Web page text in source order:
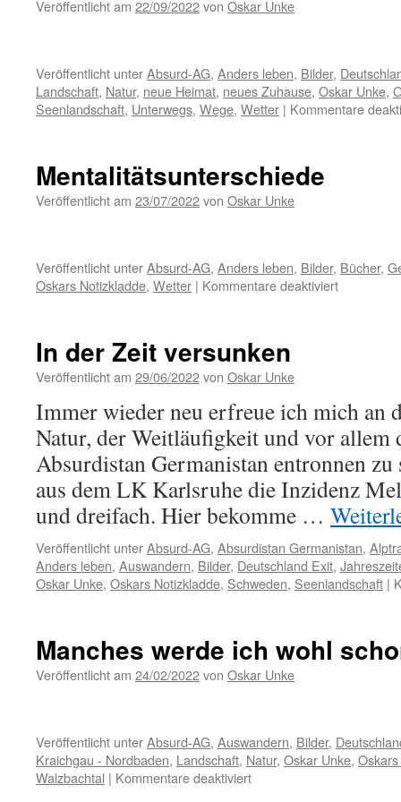
Veröffentlicht am 22/09/2022von Oskar Unke
Veröffentlicht unterAbsurd-AG, Anders leben, Bilder,
Landschaft, Natur, neue Heimat, neues Zuhause, Oskar Unke,
Seenlandschaft, Unterwegs, Wege, Wetter | Kommentare
Mentalitätsunterschiede
Veröffentlicht am 23/07/2022von Oskar Unke
Veröffentlicht unterAbsurd-AG, Anders leben, Bilder, Bücher,
Oskars Notizkladde, Wetter | Kommentare deaktiviertfür
In der Zeit versunken
Veröffentlicht am 29/06/2022von Oskar Unke
Immer wieder neu erfreue ich mich an
Natur, der Weitläufigkeit und vor allem
Absurdistan Germanistan entronnen
aus dem LK Karlsruhe die Inzidenz
und dreifach. Hier bekomme …
Veröffentlicht unterAbsurd-AG, Absurdistan Germanistan,
Anders leben, Auswandern, Bilder, Deutschland Exit,
Oskar Unke, Oskars Notizkladde, Schweden, Seenlandschaft |
Manches werde ich wohl
Veröffentlicht am 24/02/2022von Oskar Unke
Veröffentlicht unterAbsurd-AG, Auswandern, Bilder,
Kraichgau - Nordbaden, Landschaft, Natur, Oskar Unke,
Walzbachtal | Kommentare deaktiviertfür